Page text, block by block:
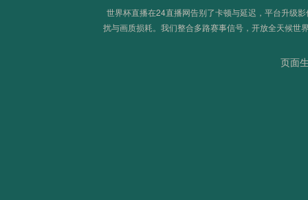
2026世界杯首轮：那些让世界屏息的致命一击
世界杯直播在24直播网告别了卡顿与延迟，平台升级
扰与画质损耗。我们整合多路赛事信号，开放全天候世
页面